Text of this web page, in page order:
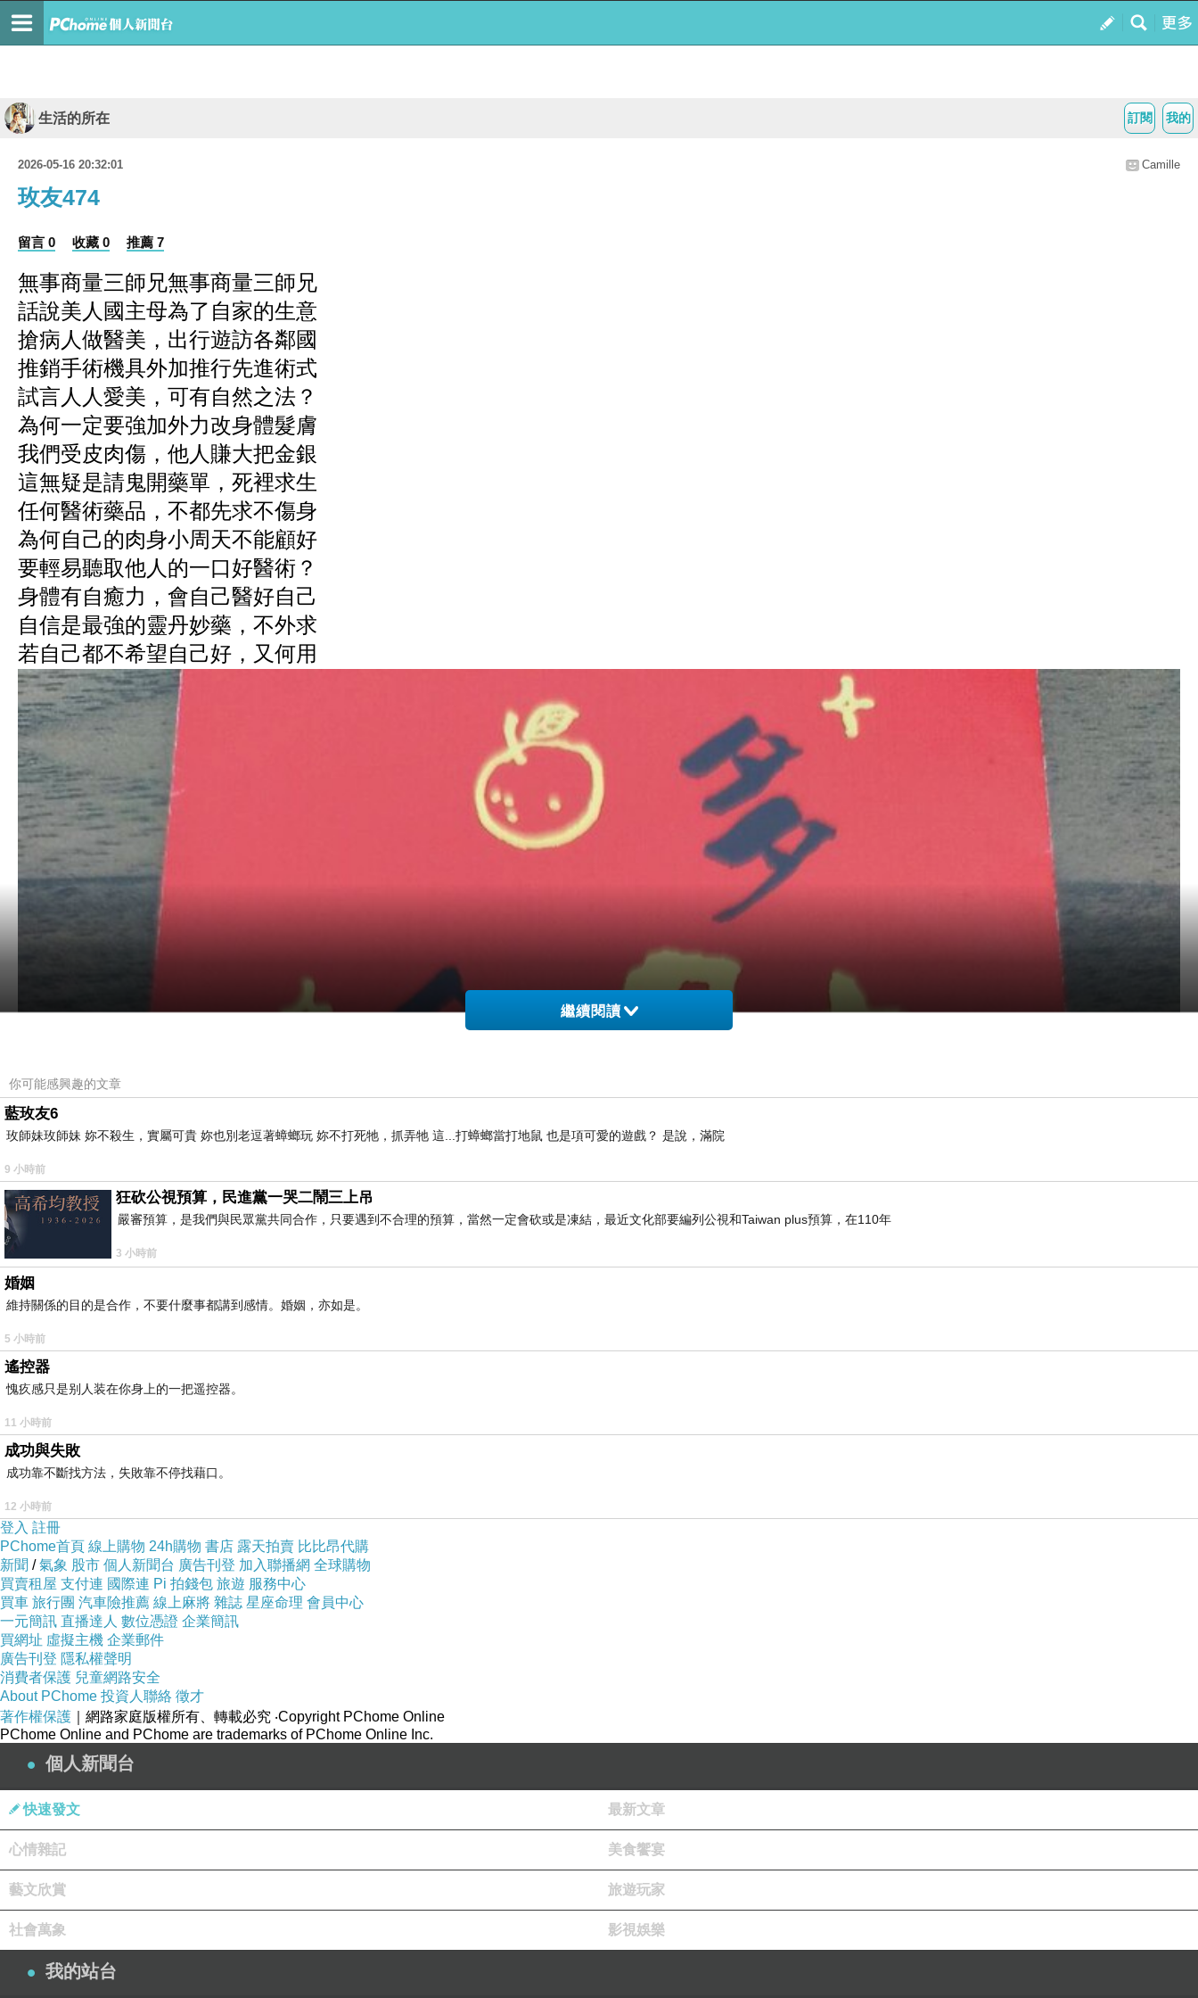
我的
訂閱
生活的所在
2026-05-16 20:32:01 Camille
玫友474
留言 0 收藏 0 推薦 7
無事商量三師兄無事商量三師兄
話說美人國主母為了自家的生意
搶病人做醫美， 出行遊訪各鄰國
推銷手術機具外加推行先進術式
試言人人愛美，可有自然之法？
為何一定要強加外力改身體髮膚
我們受皮肉傷，他人賺大把金銀
這無疑是請鬼開藥單，死裡求生
任何醫術藥品，不都先求不傷身
為何自己的肉身小周天不能顧好
要輕易聽取他人的一口好醫術？
身體有自癒力，會自己醫好自己
自信是最強的靈丹妙藥，不外求
若自己都不希望自己好，又何用
繼續閱讀
你可能感興趣的文章
藍玫友6
玫師妹玫師妹 妳不殺生，實屬可貴 妳也別老逗著蟑螂玩 妳不打死牠，抓弄牠 這...打蟑螂當打地鼠 也是項可愛的遊戲？ 是說，滿院
9 小時前
狂砍公視預算，民進黨一哭二鬧三上吊
嚴審預算，是我們與民眾黨共同合作，只要遇到不合理的預算，當然一定會砍或是凍結，最近文化部要編列公視和Taiwan plus預算，在110年
3 小時前
婚姻
維持關係的目的是合作，不要什麼事都講到感情。婚姻，亦如是。
5 小時前
遙控器
愧疚感只是别人装在你身上的一把遥控器。
11 小時前
成功與失敗
成功靠不斷找方法，失敗靠不停找藉口。
12 小時前
登入 註冊
PChome首頁 線上購物 24h購物 書店 露天拍賣 比比昂代購
新聞 /氣象 股市 個人新聞台 廣告刊登 加入聯播網 全球購物
買賣租屋 支付連 國際連 Pi 拍錢包 旅遊 服務中心
買車 旅行團 汽車險推薦 線上麻將 雜誌 星座命理 會員中心
一元簡訊 直播達人 數位憑證 企業簡訊
買網址 虛擬主機 企業郵件
廣告刊登 隱私權聲明
消費者保護 兒童網路安全
About PChome 投資人聯絡 徵才
著作權保護 ｜網路家庭版權所有、轉載必究 ‧Copyright PChome Online
PChome Online and PChome are trademarks of PChome Online Inc.
個人新聞台
快速發文 最新文章
心情雜記 美食饗宴
藝文欣賞 旅遊玩家
社會萬象 影視娛樂
我的站台